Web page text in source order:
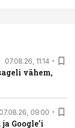
07.08.26, 11:14
vähem,
09:00
Google’i